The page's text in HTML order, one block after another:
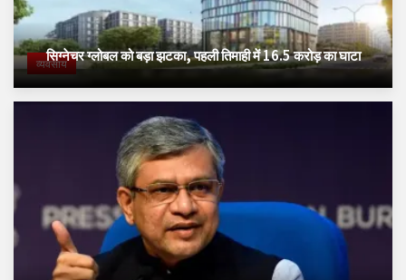
व्यवसाय
सिग्नेचर ग्लोबल को बड़ा झटका, पहली तिमाही में 16.5 करोड़ का घाटा